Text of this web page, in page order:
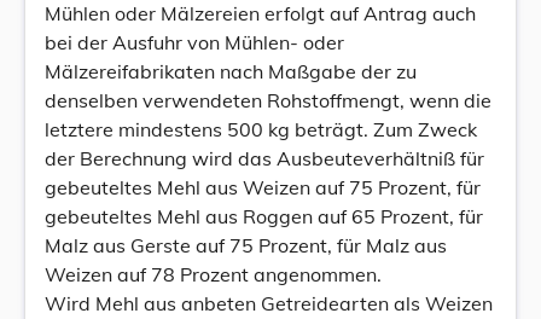
Mühlen oder Mälzereien erfolgt auf Antrag auch
bei der Ausfuhr von Mühlen- oder
Mälzereifabrikaten nach Maßgabe der zu
denselben verwendeten Rohstoffmengt, wenn die
letztere mindestens 500 kg beträgt. Zum Zweck
der Berechnung wird das Ausbeuteverhältniß für
gebeuteltes Mehl aus Weizen auf 75 Prozent, für
gebeuteltes Mehl aus Roggen auf 65 Prozent, für
Malz aus Gerste auf 75 Prozent, für Malz aus
Weizen auf 78 Prozent angenommen.
Wird Mehl aus anbeten Getreidearten als Weizen